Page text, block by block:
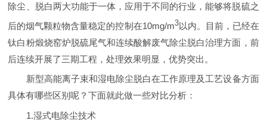
除尘、脱白两大功能于一体，应用于不同的行业，能够将脱硫之
后的烟气颗粒物含量稳定的控制在10mg/m3以内。目前，已经在
钛白粉煅烧窑炉脱硫尾气和连续酸解废气除尘脱白治理方面，前
后连续开展了三期工程，处理效果明显，优势突出。
新型高能离子束和湿电除尘脱白在工作原理及工艺设备方面
具体有哪些区别呢？下面就此做一些对比分析：
1.湿式电除尘技术